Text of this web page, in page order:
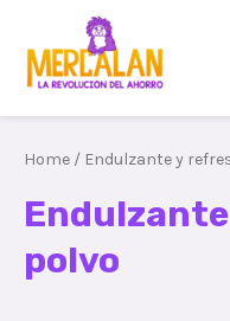
Home / Endulzante y
polvo